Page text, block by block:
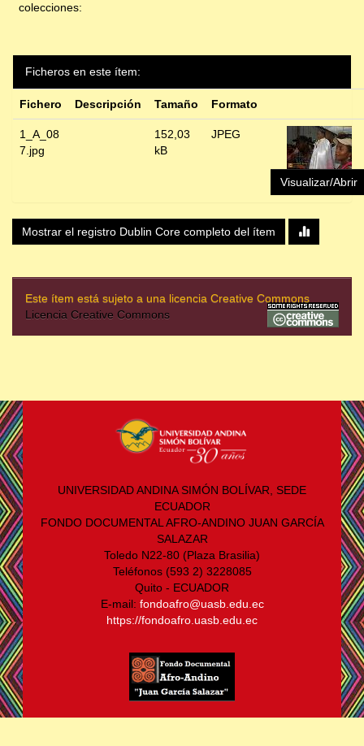
colecciones:
Ficheros en este ítem:
Fichero Descripción Tamaño Formato
1_A_08
7.jpg
152,03
kB
JPEG
Visualizar/Abrir
Mostrar el registro Dublin Core completo del ítem
Este ítem está sujeto a una licencia Creative Commons
Licencia Creative Commons
UNIVERSIDAD ANDINA SIMÓN BOLÍVAR, SEDE
ECUADOR
FONDO DOCUMENTAL AFRO-ANDINO JUAN GARCÍA
SALAZAR
Toledo N22-80 (Plaza Brasilia)
Teléfonos (593 2) 3228085
Quito - ECUADOR
E-mail: fondoafro@uasb.edu.ec
https://fondoafro.uasb.edu.ec